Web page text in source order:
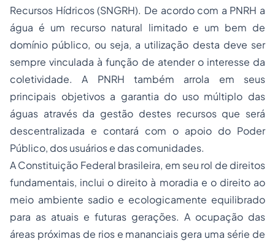
Recursos Hídricos (SNGRH). De acordo com a PNRH a
água é um recurso natural limitado e um bem de
domínio público, ou seja, a utilização desta deve ser
sempre vinculada à função de atender o interesse da
coletividade. A PNRH também arrola em seus
principais objetivos a garantia do uso múltiplo das
águas através da gestão destes recursos que será
descentralizada e contará com o apoio do Poder
Público, dos usuários e das comunidades.
A Constituição Federal brasileira, em seu rol de direitos
fundamentais, inclui o direito à moradia e o direito ao
meio ambiente sadio e ecologicamente equilibrado
para as atuais e futuras gerações. A ocupação das
áreas próximas de rios e mananciais gera uma série de